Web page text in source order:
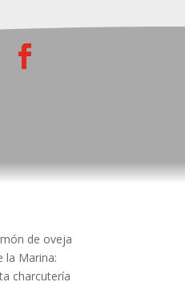
de oveja
la Marina:
charcutería